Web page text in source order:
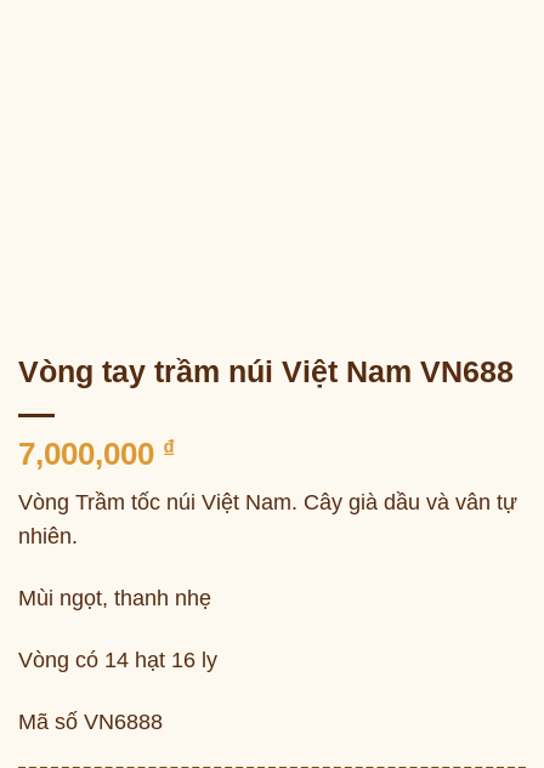
Vòng tay trầm núi Việt Nam VN688
7,000,000 ₫
Vòng Trầm tốc núi Việt Nam. Cây già dầu và vân tự
nhiên.
Mùi ngọt, thanh nhẹ
Vòng có 14 hạt 16 ly
Mã số VN6888